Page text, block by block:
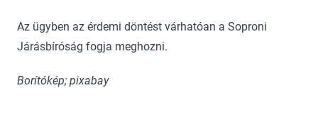
Az ügyben az érdemi döntést várhatóan a Soproni
Járásbíróság fogja meghozni.
Borítókép; pixabay